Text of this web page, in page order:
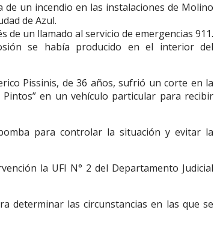
un incendio en las instalaciones de Molino
de Azul.
un llamado al servicio de emergencias 911.
se había producido en el interior del
Pissinis, de 36 años, sufrió un corte en la
en un vehículo particular para recibir
para controlar la situación y evitar la
la UFI N° 2 del Departamento Judicial
determinar las circunstancias en las que se